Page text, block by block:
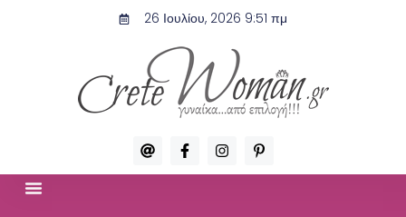
26 Ιουλίου, 2026 9:51 πμ
A
t
F
a
c
I
n
s
P
i
n